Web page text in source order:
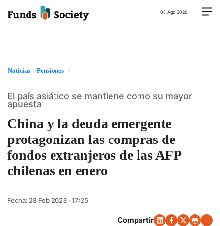
08 Ago 2026
Noticias Pensiones
China y la deuda emergente
protagonizan las compras de
fondos extranjeros de las AFP
chilenas en enero
El país asiático se mantiene como su mayor
apuesta
Fecha: 28 Feb 2023 · 17:25
Compartir